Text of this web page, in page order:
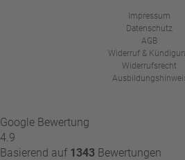
Impressum
Datenschutz
AGB
Widerruf &
Widerrufsrecht
Google Bewertung
4.9
Basierend auf 1343 Bewertungen